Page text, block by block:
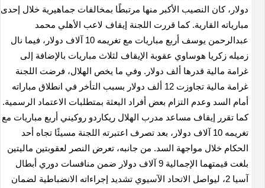
دولار، كان النصيب الأكبر منها مرتبطًا بمخالفات جماهيرية خلال إحدى
مبارياته القارية. كما قررت اللجنة إيقاف لاعب الأهلي محمد
عبدالرحمن يوسف أربع مباريات مع تغريمه 10 آلاف دولار، فيما نال
زميله زكريا هوساوي عقوبة الإيقاف لثلاث مباريات بالإضافة إلى
غرامة مالية قدرها ألف دولار. وفي ما يخص الهلال، فرضت اللجنة
غرامة مالية تجاوزت 12 ألف دولار بسبب التأخر في انطلاق مباراته
أمام السد وعدم التزام بعض أفراد البعثة بمتطلبات الاعتماد الرسمية.
كما تقرر إيقاف مساعد مدرب الهلال ريكاردو روكيني أربع مباريات مع
تغريمه 10 آلاف دولار، بعد تصرف اعتبرته اللجنة مسيئًا تجاه أحد
الحكام خلال مواجهة السد. من جانبه، تعرض النصر لعقوبتين ماليتين
بلغت قيمتهما الإجمالية 9 آلاف دولار ضمن منافسات دوري أبطال
آسيا 2، ليواصل الاتحاد الآسيوي تشديد إجراءاته الانضباطية لضمان